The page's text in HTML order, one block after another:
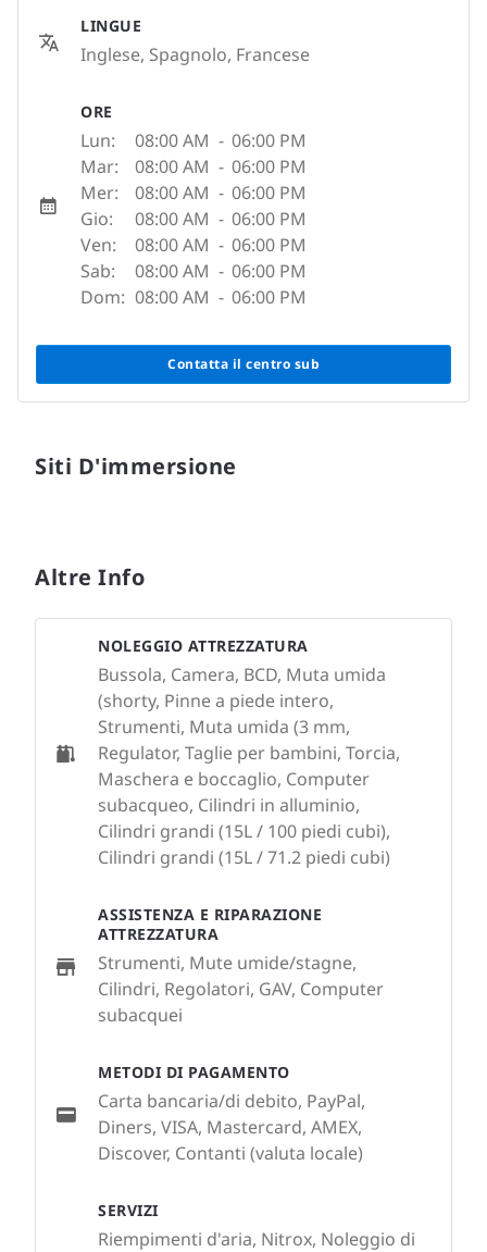
LINGUE
Inglese, Spagnolo, Francese
ORE
Lun: 08:00 AM - 06:00 PM
Mar:
08:00 AM - 06:00 PM
Mer:
08:00 AM - 06:00 PM
Gio:
08:00 AM - 06:00 PM
Ven:
08:00 AM - 06:00 PM
Sab:
08:00 AM - 06:00 PM
Dom: 08:00 AM - 06:00 PM
Contatta il centro sub
Siti D'immersione
Altre Info
SERVIZI
Riempimenti d'aria, Nitrox, Noleggio di
NOLEGGIO ATTREZZATURA
Bussola, Camera, BCD, Muta umida
(shorty, Pinne a piede intero,
Strumenti, Muta umida (3 mm,
Regulator, Taglie per bambini, Torcia,
Maschera e boccaglio, Computer
subacqueo, Cilindri in alluminio,
Cilindri grandi (15L / 100 piedi cubi),
Cilindri grandi (15L / 71.2 piedi cubi)
ASSISTENZA E RIPARAZIONE
ATTREZZATURA
Strumenti, Mute umide/stagne,
Cilindri, Regolatori, GAV, Computer
subacquei
METODI DI PAGAMENTO
Carta bancaria/di debito, PayPal,
Diners, VISA, Mastercard, AMEX,
Discover, Contanti (valuta locale)